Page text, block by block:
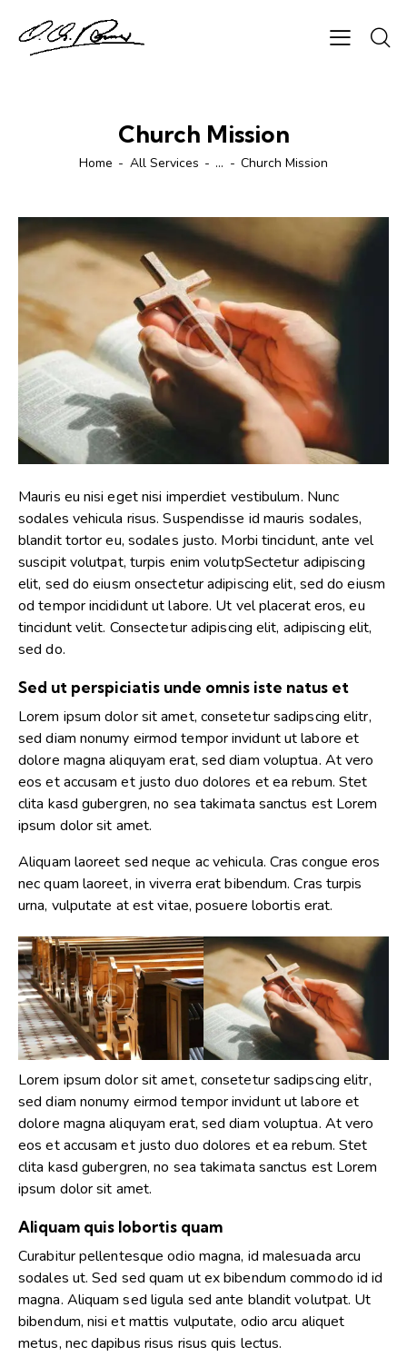
Church Mission
Home All Services ... Church Mission
Mauris eu nisi eget nisi imperdiet vestibulum. Nunc
sodales vehicula risus. Suspendisse id mauris sodales,
blandit tortor eu, sodales justo. Morbi tincidunt, ante vel
suscipit volutpat, turpis enim volutpSectetur adipiscing
elit, sed do eiusm onsectetur adipiscing elit, sed do eiusm
od tempor incididunt ut labore. Ut vel placerat eros, eu
tincidunt velit. Consectetur adipiscing elit, adipiscing elit,
sed do.
Sed ut perspiciatis unde omnis iste natus et
Lorem ipsum dolor sit amet, consetetur sadipscing elitr,
sed diam nonumy eirmod tempor invidunt ut labore et
dolore magna aliquyam erat, sed diam voluptua. At vero
eos et accusam et justo duo dolores et ea rebum. Stet
clita kasd gubergren, no sea takimata sanctus est Lorem
ipsum dolor sit amet.
Aliquam laoreet sed neque ac vehicula. Cras congue eros
nec quam laoreet, in viverra erat bibendum. Cras turpis
urna, vulputate at est vitae, posuere lobortis erat.
Lorem ipsum dolor sit amet, consetetur sadipscing elitr,
sed diam nonumy eirmod tempor invidunt ut labore et
dolore magna aliquyam erat, sed diam voluptua. At vero
eos et accusam et justo duo dolores et ea rebum. Stet
clita kasd gubergren, no sea takimata sanctus est Lorem
ipsum dolor sit amet.
Aliquam quis lobortis quam
Curabitur pellentesque odio magna, id malesuada arcu
sodales ut. Sed sed quam ut ex bibendum commodo id id
magna. Aliquam sed ligula sed ante blandit volutpat. Ut
bibendum, nisi et mattis vulputate, odio arcu aliquet
metus, nec dapibus risus risus quis lectus.